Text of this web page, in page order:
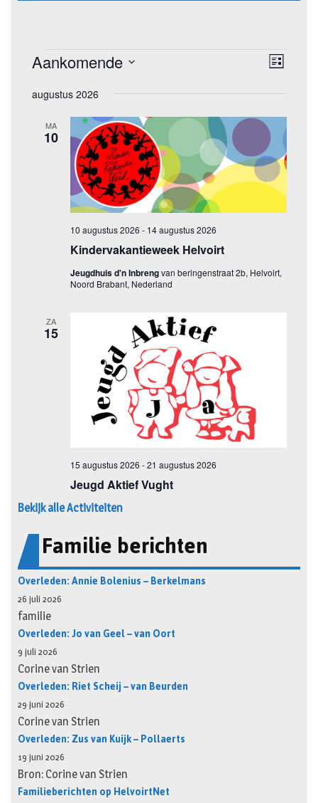
Bekijk alle Activiteiten
Familie berichten
Overleden: Annie Bolenius – Berkelmans
26 juli 2026
familie
Overleden: Jo van Geel – van Oort
9 juli 2026
Corine van Strien
Overleden: Riet Scheij – van Beurden
29 juni 2026
Corine van Strien
Overleden: Zus van Kuijk – Pollaerts
19 juni 2026
Bron: Corine van Strien
Familieberichten op HelvoirtNet